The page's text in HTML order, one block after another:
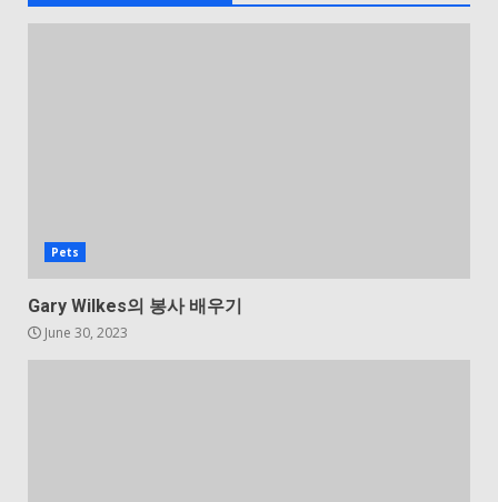
Pets
Gary Wilkes의 봉사 배우기
June 30, 2023